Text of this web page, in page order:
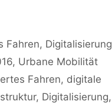
Fahren, Digitalisierung
, Urbane Mobilität
Fahren, digitale
, Digitalisierung,